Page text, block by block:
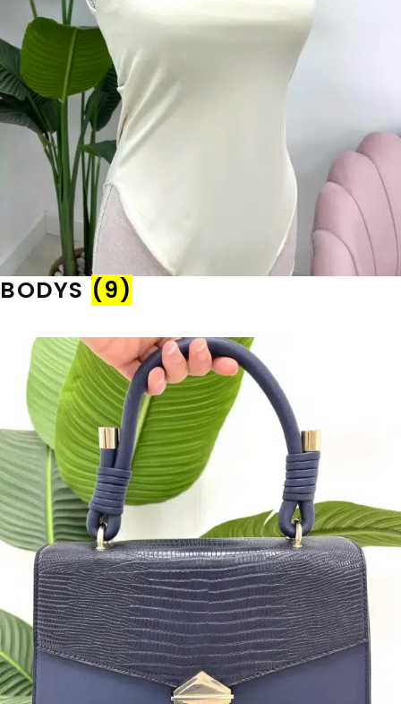
BODYS (9)